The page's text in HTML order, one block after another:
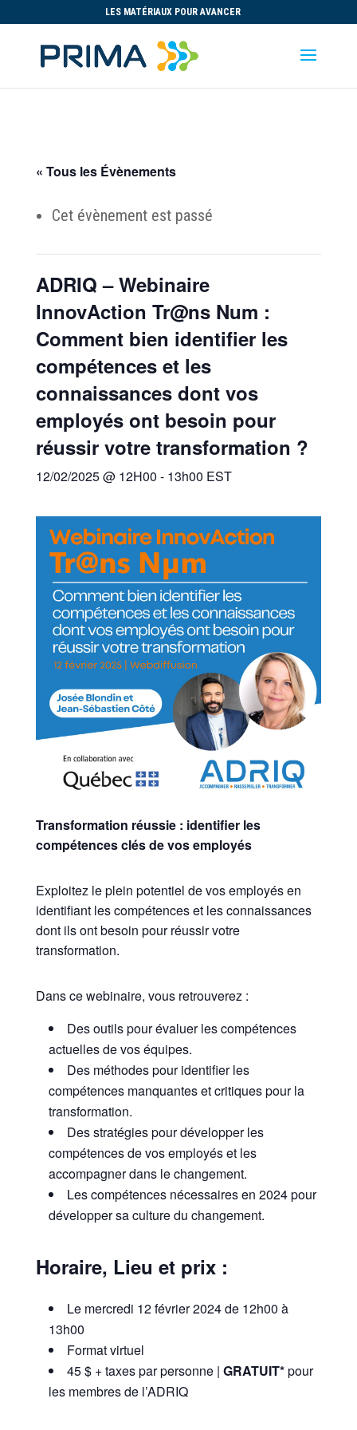
LES MATÉRIAUX POUR AVANCER
« Tous les Évènements
Cet évènement est passé
ADRIQ – Webinaire
InnovAction Tr@ns Num :
Comment bien identifier les
compétences et les
connaissances dont vos
employés ont besoin pour
réussir votre transformation ?
12/02/2025 @ 12H00 - 13h00 EST
Transformation réussie : identifier les
compétences clés de vos employés
Exploitez le plein potentiel de vos employés en
identifiant les compétences et les connaissances
dont ils ont besoin pour réussir votre
transformation.
Dans ce webinaire, vous retrouverez :
Des outils pour évaluer les compétences
actuelles de vos équipes.
Des méthodes pour identifier les
compétences manquantes et critiques pour la
transformation.
Des stratégies pour développer les
compétences de vos employés et les
accompagner dans le changement.
Les compétences nécessaires en 2024 pour
développer sa culture du changement.
Horaire, Lieu et prix :
Le mercredi 12 février 2024 de 12h00 à
13h00
Format virtuel
45 $ + taxes par personne | GRATUIT*pour
les membres de l’ADRIQ